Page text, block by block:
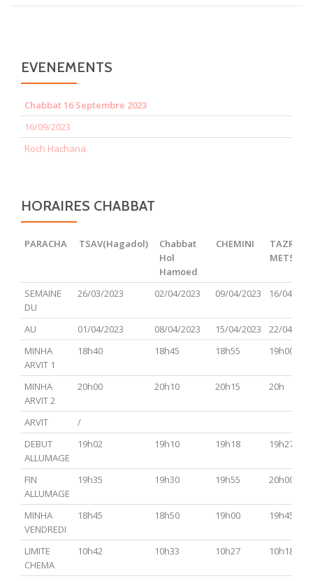
EVENEMENTS
Chabbat 16 Septembre 2023
16/09/2023
Roch Hachana
HORAIRES CHABBAT
PARACHA TSAV(Hagadol)
Chabbat
Hol
Hamoed
CHEMINI
TAZRIA
PARACHA TSAV(Hagadol)
Chabbat
Hamoed
CHEMINI
TAZRIA
SEMAINE
DU
26/03/2023 02/04/2023 09/04/2023 16/04/
AU 01/04/2023 08/04/2023 15/04/2023
22/04/
MINHA
ARVIT 1
18h40 18h45 18h55 19h00
MINHA
ARVIT 2
20h00 20h10 20h15 20h
ARVIT
/
DEBUT
ALLUMAGE
19h02 19h10 19h18 19h27
FIN
ALLUMAGE
19h35 19h30 19h55 20h00
MINHA
VENDREDI
18h45 18h50 19h00 19h45
LIMITE
CHEMA
10h42 10h33 10h27 10h18